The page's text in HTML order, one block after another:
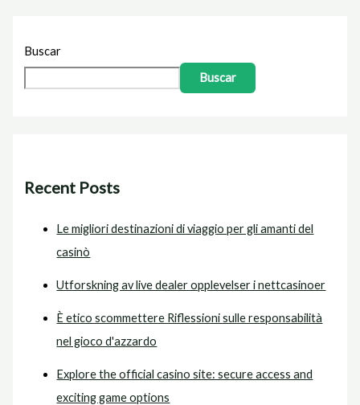
Buscar
Buscar
Recent Posts
Le migliori destinazioni di viaggio per gli amanti del
casinò
Utforskning av live dealer opplevelser i nettcasinoer
È etico scommettere Riflessioni sulle responsabilità
nel gioco d'azzardo
Explore the official casino site: secure access and
exciting game options